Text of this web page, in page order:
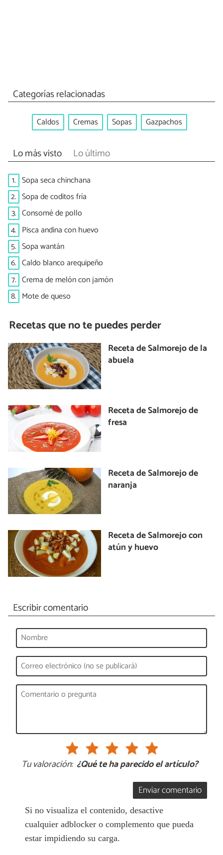
Categorías relacionadas
Caldos Cremas Sopas Gazpachos
Lo más visto Lo último
1. Sopa seca chinchana
2. Sopa de coditos fría
3. Consomé de pollo
4. Pisca andina con huevo
5. Sopa wantán
6. Caldo blanco arequipeño
7. Crema de melón con jamón
8. Mote de queso
Recetas que no te puedes perder
Receta de Salmorejo de la
abuela
Receta de Salmorejo de
fresa
Receta de Salmorejo de
naranja
Receta de Salmorejo con
atún y huevo
Escribir comentario
Tu valoración: ¿Qué te ha parecido el artículo?
Enviar comentario
Si no visualiza el contenido, desactive
cualquier adblocker o complemento que pueda
estar impidiendo su carga.